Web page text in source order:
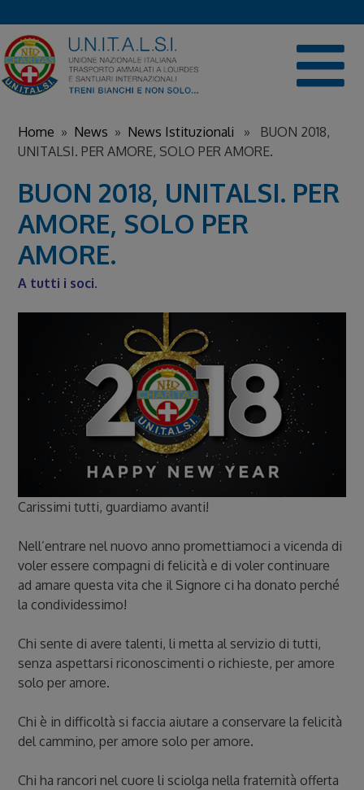
to
content
Home » News » News Istituzionali » BUON 2018,
UNITALSI. PER AMORE, SOLO PER AMORE.
BUON 2018, UNITALSI. PER
AMORE, SOLO PER
AMORE.
A tutti i soci.
Carissimi tutti, guardiamo avanti!
Nell’entrare nel nuovo anno promettiamoci a vicenda di
voler essere compagni di felicità e di voler continuare
ad amare questa vita che il Signore ci ha donato perché
la condividessimo!
Chi sente di avere talenti, li metta al servizio di tutti,
senza aspettarsi riconoscimenti o richieste, per amore
solo per amore.
Chi è in difficoltà si faccia aiutare a conservare la felicità
del cammino, per amore solo per amore.
Chi ha rancori nel cuore li sciolga nella fraternità offerta